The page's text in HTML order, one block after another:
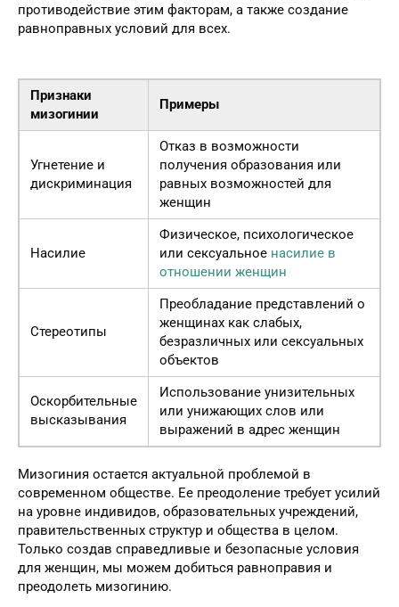
противодействие этим факторам, а также создание
равноправных условий для всех.
Признаки
мизогинии
Примеры
Угнетение и
дискриминация
Отказ в возможности
получения образования или
равных возможностей для
женщин
Насилие
Физическое, психологическое
или сексуальное насилие в
отношении женщин
Стереотипы
Преобладание представлений о
женщинах как слабых,
безразличных или сексуальных
объектов
Оскорбительные
высказывания
Использование унизительных
или унижающих слов или
выражений в адрес женщин
Мизогиния остается актуальной проблемой в
современном обществе. Ее преодоление требует усилий
на уровне индивидов, образовательных учреждений,
правительственных структур и общества в целом.
Только создав справедливые и безопасные условия
для женщин, мы можем добиться равноправия и
преодолеть мизогинию.